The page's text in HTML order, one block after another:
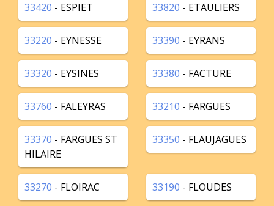
33420 - ESPIET 33820 - ETAULIERS
33220 - EYNESSE 33390 - EYRANS
33320 - EYSINES 33380 - FACTURE
33760 - FALEYRAS 33210 - FARGUES
33370 - FARGUES ST
HILAIRE
33350 - FLAUJAGUES
33270 - FLOIRAC 33190 - FLOUDES